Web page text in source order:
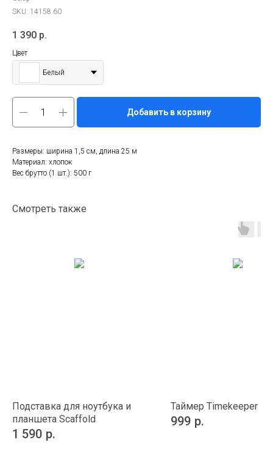
SKU: 14158.60
1 390 р.
Цвет
Белый
Добавить в корзину
Размеры: ширина 1,5 см, длина 25 м
Материал: хлопок
Вес брутто (1 шт.): 500 г
Смотреть также
Подставка для ноутбука и
планшета Scaffold
1 590 р.
Таймер Timekeeper
999 р.